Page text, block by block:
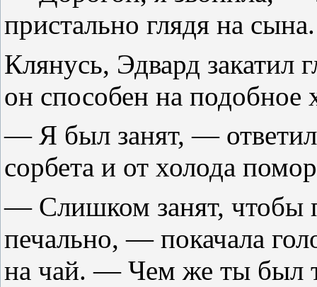
пристально глядя на сына.
Клянусь, Эдвард закатил
он способен на подобное
— Я был занят, —
сорбета и от холода
— Слишком занят, чтобы
печально, — покачала
на чай. — Чем же ты был